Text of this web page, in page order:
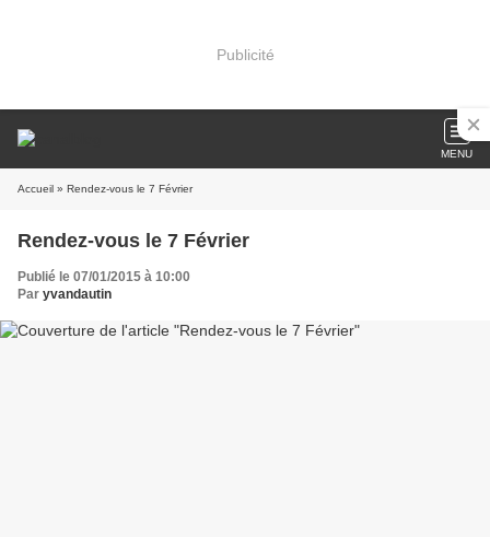
Publicité
MENU
Accueil » Rendez-vous le 7 Février
Rendez-vous le 7 Février
Publié le 07/01/2015 à 10:00
Par yvandautin